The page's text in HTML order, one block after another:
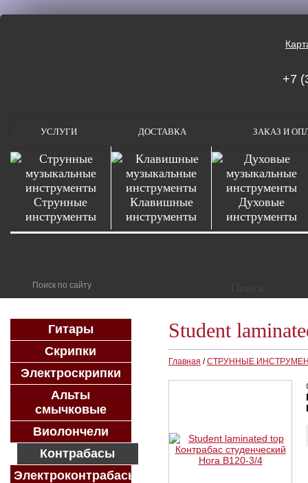
+7
УСЛУГИ ДОСТАВКА ЗАКАЗ И
Струнные
инструменты
Клавишные
инструменты
Духовые
инструменты
Student
Главная /СТРУННЫЕ
Гитары
Скрипки
Электроскрипки
Альты
смычковые
Виолончели
Контрабасы
Электроконтрабасы